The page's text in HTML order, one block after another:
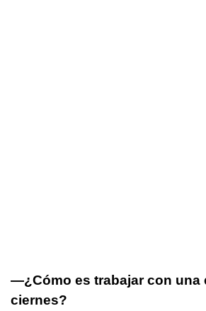
—¿Cómo es trabajar con una
ciernes?